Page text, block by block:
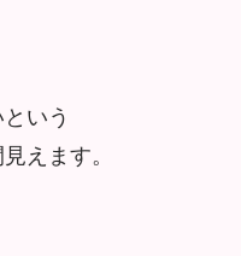
いう
えます。